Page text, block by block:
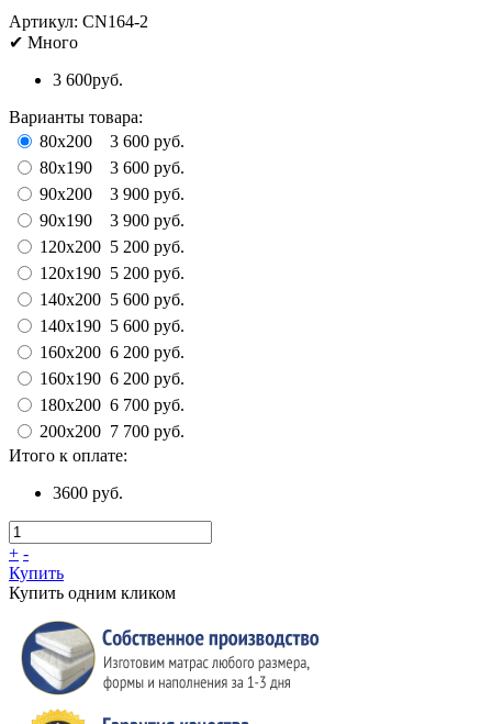
Артикул: CN164-2
✔ Много
3 600руб.
Варианты товара:
80x200
3 600 руб.
80x190
3 600 руб.
90x200
3 900 руб.
90x190
3 900 руб.
120x200 5 200 руб.
120x190 5 200 руб.
140х200 5 600 руб.
140х190 5 600 руб.
160x200 6 200 руб.
160x190 6 200 руб.
180x200 6 700 руб.
200x200 7 700 руб.
Итого к оплате:
3600 руб.
+ -
Купить
Купить одним кликом